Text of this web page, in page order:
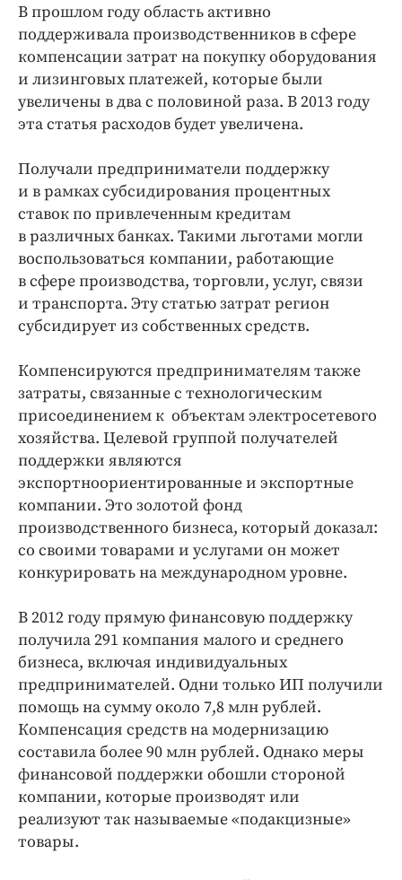
В прошлом году область активно
поддерживала производственников в сфере
компенсации затрат на покупку оборудования
и лизинговых платежей, которые были
увеличены в два с половиной раза. В 2013 году
эта статья расходов будет увеличена.
Получали предприниматели поддержку
и в рамках субсидирования процентных
ставок по привлеченным кредитам
в различных банках. Такими льготами могли
воспользоваться компании, работающие
в сфере производства, торговли, услуг, связи
и транспорта. Эту статью затрат регион
субсидирует из собственных средств.
Компенсируются предпринимателям также
затраты, связанные с технологическим
присоединением к объектам электросетевого
хозяйства. Целевой группой получателей
поддержки являются
экспортноориентированные и экспортные
компании. Это золотой фонд
производственного бизнеса, который доказал:
со своими товарами и услугами он может
конкурировать на международном уровне.
В 2012 году прямую финансовую поддержку
получила 291 компания малого и среднего
бизнеса, включая индивидуальных
предпринимателей. Одни только ИП получили
помощь на сумму около 7,8 млн рублей.
Компенсация средств на модернизацию
составила более 90 млн рублей. Однако меры
финансовой поддержки обошли стороной
компании, которые производят или
реализуют так называемые «под­акцизные»
товары.